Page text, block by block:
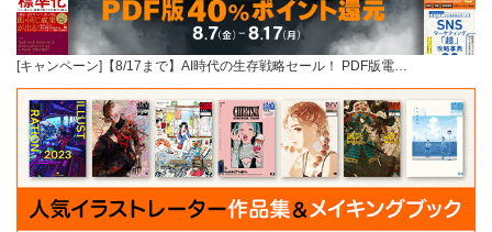
[キャンペーン]【8/17まで】AI時代の生存戦略セール！ PDF版電…